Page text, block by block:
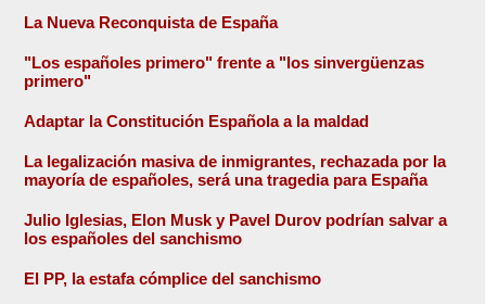
La Nueva Reconquista de España
"Los españoles primero" frente a "los sinvergüenzas
primero"
Adaptar la Constitución Española a la maldad
La legalización masiva de inmigrantes, rechazada por la
mayoría de españoles, será una tragedia para España
Julio Iglesias, Elon Musk y Pavel Durov podrían salvar a
los españoles del sanchismo
El PP, la estafa cómplice del sanchismo